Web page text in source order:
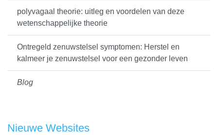
polyvagaal theorie: uitleg en voordelen van deze
wetenschappelijke theorie
Ontregeld zenuwstelsel symptomen: Herstel en
kalmeer je zenuwstelsel voor een gezonder leven
Blog
Nieuwe Websites